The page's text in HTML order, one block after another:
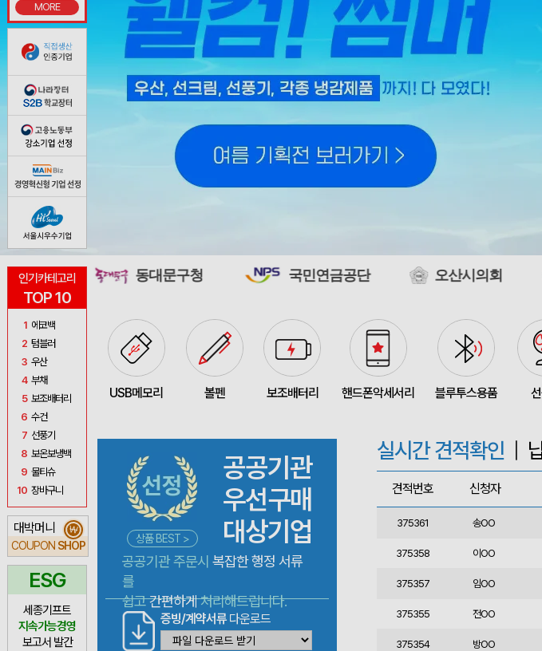
MORE
인기카테고리
TOP 10
1 에코백
2 텀블러
3 우산
4 부채
5 보조배터리
6 수건
7 선풍기
8 보온보냉백
9 물티슈
10 장바구니
대박머니
COUPON SHOP
₩
ESG
세종기프트
지속가능경영
보고서 발간
동대문구청 국민연금공단 오산시의회 여주시보
USB메모리 볼펜 보조배터리 핸드폰악세서리 블루투스용품
상품 BEST >
공공기관
우선구매
대상기업
공공기관 주문시 복잡한 행정 서류
를
쉽고간편하게처리해드립니다.
증빙/계약서류다운로드
실시간 견적확인 |
견적번호 신청자
375348
375345 노OO
375371 이OO
375367 이OO
375366 정OO
375363 이OO
375362 윤OO
375361 송OO
375358 이OO
375357 임OO
375355 전OO
375354 방OO